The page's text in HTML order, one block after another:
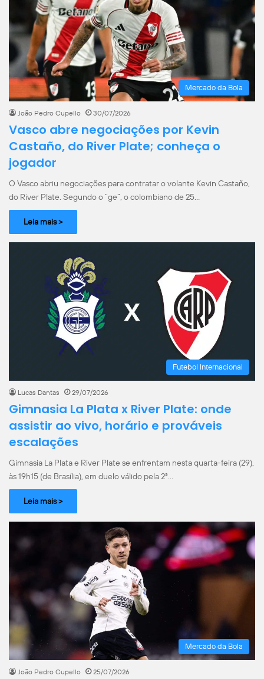
Mercado da Bola
João Pedro Cupello 30/07/2026
Vasco abre negociações por Kevin
Castaño, do River Plate; conheça o
jogador
O Vasco abriu negociações para contratar o volante Kevin Castaño,
do River Plate. Segundo o “ge”, o colombiano de 25…
Leia mais >
Futebol Internacional
Lucas Dantas 29/07/2026
Gimnasia La Plata x River Plate: onde
assistir ao vivo, horário e prováveis
escalações
Gimnasia La Plata e River Plate se enfrentam nesta quarta-feira (29),
às 19h15 (de Brasília), em duelo válido pela 2ª…
Leia mais >
Mercado da Bola
João Pedro Cupello 25/07/2026